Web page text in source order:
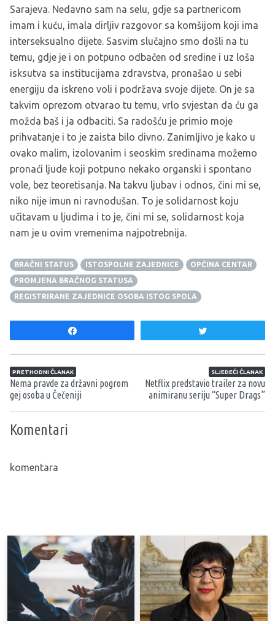
Sarajeva. Nedavno sam na selu, gdje sa partnericom
imam i kuću, imala dirljiv razgovor sa komšijom koji ima
interseksualno dijete. Sasvim slučajno smo došli na tu
temu, gdje je i on potpuno odbačen od sredine i uz loša
isksutva sa institucijama zdravstva, pronašao u sebi
energiju da iskreno voli i podržava svoje dijete. On je sa
takvim oprezom otvarao tu temu, vrlo svjestan da ću ga
možda baš i ja odbaciti. Sa radošću je primio moje
prihvatanje i to je zaista bilo divno. Zanimljivo je kako u
ovako malim, izolovanim i seoskim sredinama možemo
pronaći ljude koji potpuno nekako organski i spontano
vole, bez teoretisanja. Na takvu ljubav i odnos, čini mi se,
niko nije imun ni ravnodušan. To je solidarnost koju
učitavam u ljudima i to je, čini mi se, solidarnost koja
nam je u ovim vremenima najpotrebnija.
BRAČNI STATUS ISTOSPOLNE ZAJEDNICE
OPĆINA CENTAR
PROMJENA BRAČNOG STATUSA
REGISTRIRANE ZAJEDNICE OSOBA ISTOG SPOLA
Navigacija članaka
PRETHODNI ČLANAK
Nema pravde za državni pogrom
gej osoba u Čečeniji
SLJEDEĆI ČLANAK
Netflix predstavio trailer za novu
animiranu seriju “Super Drags”
Komentari
komentara